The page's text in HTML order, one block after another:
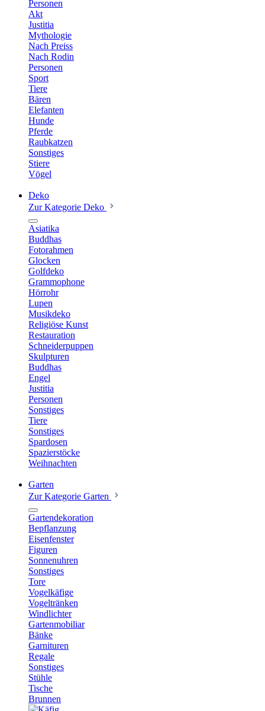
Personen
Akt
Justitia
Mythologie
Nach Preiss
Nach Rodin
Personen
Sport
Tiere
Bären
Elefanten
Hunde
Pferde
Raubkatzen
Sonstiges
Stiere
Vögel
Deko
Zur Kategorie Deko
Asiatika
Buddhas
Fotorahmen
Glocken
Golfdeko
Grammophone
Hörrohr
Lupen
Musikdeko
Religiöse Kunst
Restauration
Schneiderpuppen
Skulpturen
Buddhas
Engel
Justitia
Personen
Sonstiges
Tiere
Sonstiges
Spardosen
Spazierstöcke
Weihnachten
Garten
Zur Kategorie Garten
Gartendekoration
Bepflanzung
Eisenfenster
Figuren
Sonnenuhren
Sonstiges
Tore
Vogelkäfige
Vogeltränken
Windlichter
Gartenmobiliar
Bänke
Garnituren
Regale
Sonstiges
Stühle
Tische
Brunnen